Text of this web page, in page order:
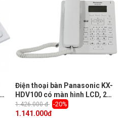
Điện thoại bàn Panasonic KX-
HDV100 có màn hình LCD, 2
phím lập trình, 1 cổng Ethernet
1.426.000 đ -20%
1.141.000đ